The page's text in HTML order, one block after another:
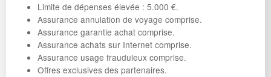
Limite de dépenses élevée : 5.000 €.
Assurance annulation de voyage comprise.
Assurance garantie achat comprise.
Assurance achats sur Internet comprise.
Assurance usage frauduleux comprise.
Offres exclusives des partenaires.